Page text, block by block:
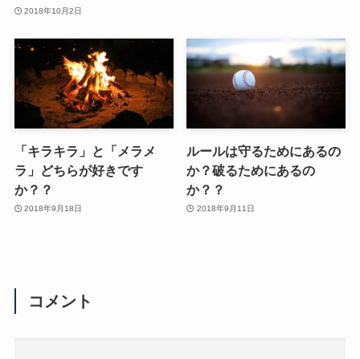
2018年10月2日
「キラキラ」と「メラメ
ラ」どちらが好きです
か？？
2018年9月18日
ルールは守るためにあるの
か？破るためにあるの
か？？
2018年9月11日
コメント